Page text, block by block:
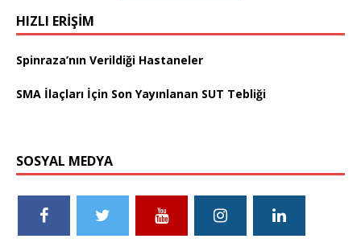
HIZLI ERIŞIM
Spinraza’nın Verildiği Hastaneler
SMA İlaçları İçin Son Yayınlanan SUT Tebliği
SOSYAL MEDYA